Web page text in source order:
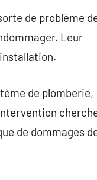
de problème
Leur
de plomberie,
de dommages